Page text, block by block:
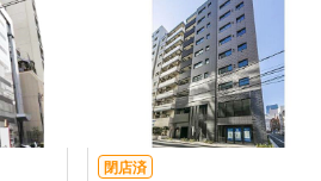
閉店済